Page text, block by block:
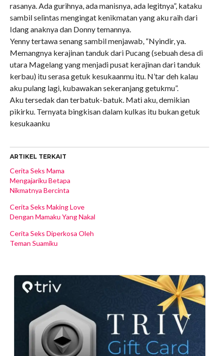
rasanya. Ada gurihnya, ada manisnya, ada legitnya”, kataku
sambil selintas mengingat kenikmatan yang aku raih dari
Idang anaknya dan Donny temannya.
Yenny tertawa senang sambil menjawab, “Nyindir, ya.
Memangnya kerajinan tanduk dari Pucang (sebuah desa di
utara Magelang yang menjadi pusat kerajinan dari tanduk
kerbau) itu serasa getuk kesukaanmu itu. N’tar deh kalau
aku pulang lagi, kubawakan sekeranjang getukmu”.
Aku tersedak dan terbatuk-batuk. Mati aku, demikian
pikirku. Ternyata bingkisan dalam kulkas itu bukan getuk
kesukaanku
ARTIKEL TERKAIT
Cerita Seks Mama
Mengajariku Betapa
Nikmatnya Bercinta
Cerita Seks Making Love
Dengan Mamaku Yang Nakal
Cerita Seks Diperkosa Oleh
Teman Suamiku